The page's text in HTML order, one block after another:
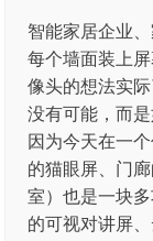
智能家居企业
每个墙面装上
像头的想法实
没有可能，而
因为今天在一
的猫眼屏、门
室）也是一块
的可视对讲屏